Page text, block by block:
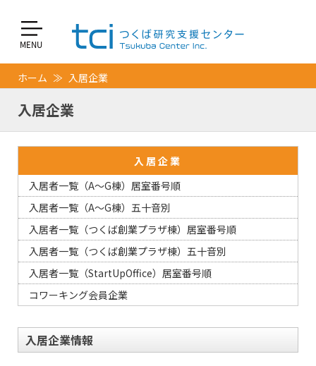
ホーム 入居企業
入居企業
入居企業
入居者一覧（A～G棟）居室番号順
入居者一覧（A～G棟）五十音別
入居者一覧（つくば創業プラザ棟）居室番号順
入居者一覧（つくば創業プラザ棟）五十音別
入居者一覧（StartUpOffice）居室番号順
コワーキング会員企業
入居企業情報